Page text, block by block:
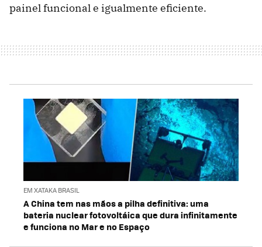
painel funcional e igualmente eficiente.
EM XATAKA BRASIL
A China tem nas mãos a pilha definitiva: uma
bateria nuclear fotovoltáica que dura infinitamente
e funciona no Mar e no Espaço